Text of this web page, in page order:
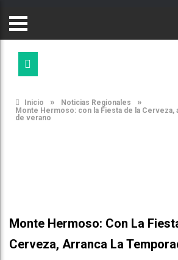
Inicio » Noticias Regionales »
Monte Hermoso: con la Fiesta de la Cerveza,
de verano
Monte Hermoso: Con La
Cerveza, Arranca La